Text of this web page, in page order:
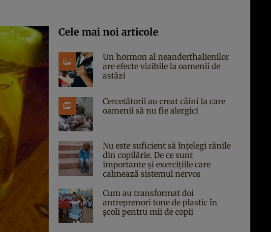
Cele mai noi articole
Un hormon al neanderthalienilor
are efecte vizibile la oamenii de
astăzi
Cercetătorii au creat câini la care
oamenii să nu fie alergici
Nu este suficient să înțelegi rănile
din copilărie. De ce sunt
importante și exercițiile care
calmează sistemul nervos
Cum au transformat doi
antreprenori tone de plastic în
școli pentru mii de copii